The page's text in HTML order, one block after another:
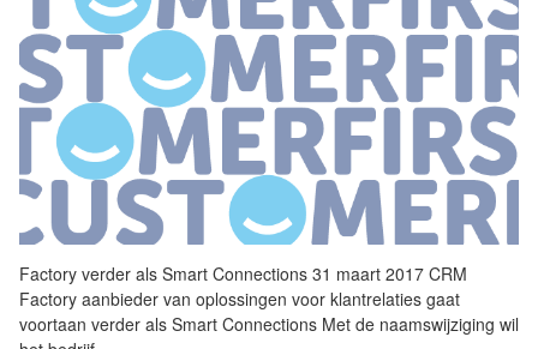
Factory verder als Smart Connections 31 maart 2017 CRM
Factory aanbieder van oplossingen voor klantrelaties gaat
voortaan verder als Smart Connections Met de naamswijziging wil